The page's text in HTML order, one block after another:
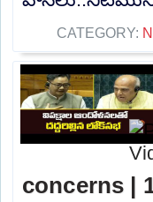
CATEGORY:
concerns |